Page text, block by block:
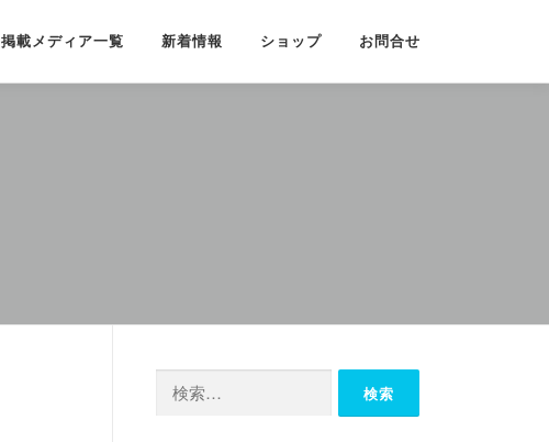
掲載メディア一覧 新着情報 ショップ お問合せ